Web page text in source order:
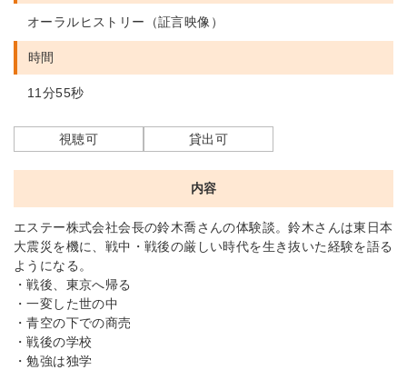
オーラルヒストリー（証言映像）
時間
11分55秒
視聴可 貸出可
内容
エステー株式会社会長の鈴木喬さんの体験談。鈴木さんは東日本
大震災を機に、戦中・戦後の厳しい時代を生き抜いた経験を語る
ようになる。
・戦後、東京へ帰る
・一変した世の中
・青空の下での商売
・戦後の学校
・勉強は独学